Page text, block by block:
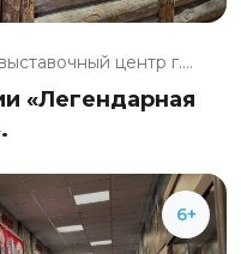
центр г....
«Легендарная
6+